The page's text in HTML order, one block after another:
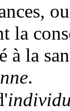
la
à la
.